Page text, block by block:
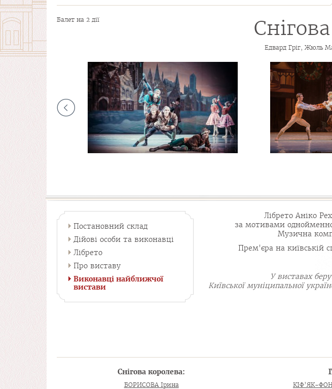
Балет на 2 дії
Едвард Гріг, Жюль
Постановний склад
Дійові особи та виконавці
Лібрето
Про виставу
Виконавці найближчої
вистави
Лібрето Аніко
за мотивами
Музична
Прем'єра на київській
У виставах
Київської муніципальної
Снігова королева:
БОРИСОВА Ірина КІФ’ЯК-